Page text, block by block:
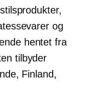
og
hentet fra
tilbyder
Finland,